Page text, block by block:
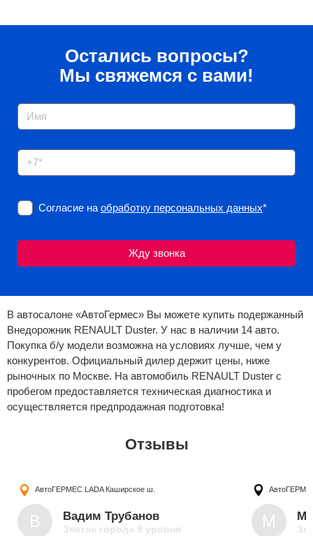
Остались вопросы?
Мы свяжемся с вами!
Согласие на обработку персональных данных*
В автосалоне «АвтоГермес» Вы можете купить подержанный
Внедорожник RENAULT Duster. У нас в наличии 14 авто.
Покупка б/у модели возможна на условиях лучше, чем у
конкурентов. Официальный дилер держит цены, ниже
рыночных по Москве. На автомобиль RENAULT Duster с
пробегом предоставляется техническая диагностика и
осуществляется предпродажная подготовка!
Отзывы
АвтоГЕРМЕС LADA Каширское ш.
В Вадим Трубанов
Знаток города 9 уровня М